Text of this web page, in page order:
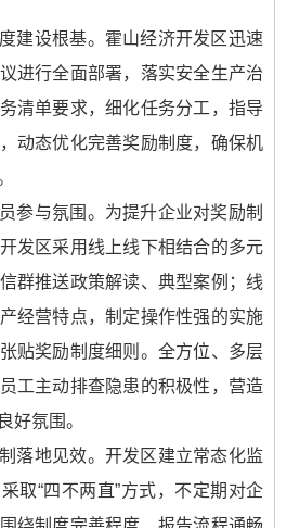
建设根基。霍山经济开发区迅速
进行全面部署，落实安全生产治
清单要求，细化任务分工，指导
动态优化完善奖励制度，确保机
参与氛围。为提升企业对奖励制
发区采用线上线下相结合的多元
群推送政策解读、典型案例；线
经营特点，制定操作性强的实施
贴奖励制度细则。全方位、多层
工主动排查隐患的积极性，营造
好氛围。
落地见效。开发区建立常态化监
取“四不两直”方式，不定期对企